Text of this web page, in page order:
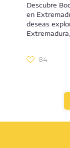
Descubre
en
deseas
84